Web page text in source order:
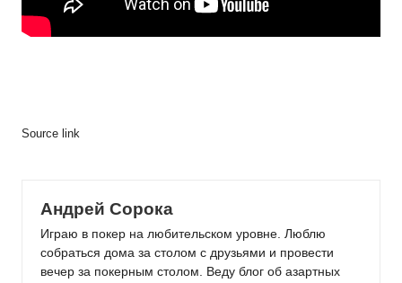
Source link
Андрей Сорока
Играю в покер на любительском уровне. Люблю
собраться дома за столом с друзьями и провести
вечер за покерным столом. Веду блог об азартных